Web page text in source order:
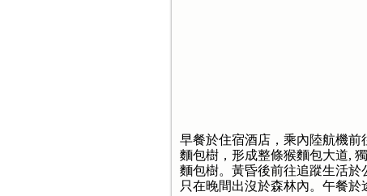
早餐於住宿酒店，乘內陸航機
麵包樹，形成整條猴麵包大道,
麵包樹。黃昏後前往追蹤生活於
只在晚間出沒於森林內。午餐於